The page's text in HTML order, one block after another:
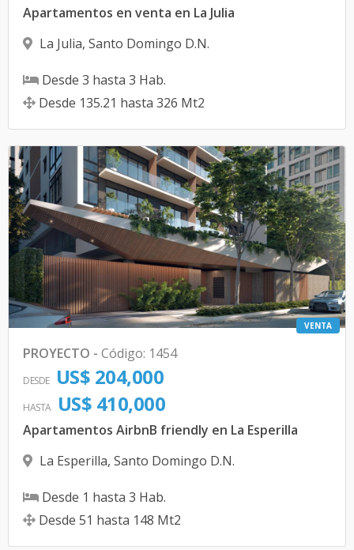
Apartamentos en venta en La Julia
La Julia, Santo Domingo D.N.
Desde 3 hasta 3 Hab.
Desde 135.21 hasta 326 Mt2
VENTA
PROYECTO - Código: 1454
DESDE US$ 204,000
HASTA US$ 410,000
Apartamentos AirbnB friendly en La Esperilla
La Esperilla, Santo Domingo D.N.
Desde 1 hasta 3 Hab.
Desde 51 hasta 148 Mt2